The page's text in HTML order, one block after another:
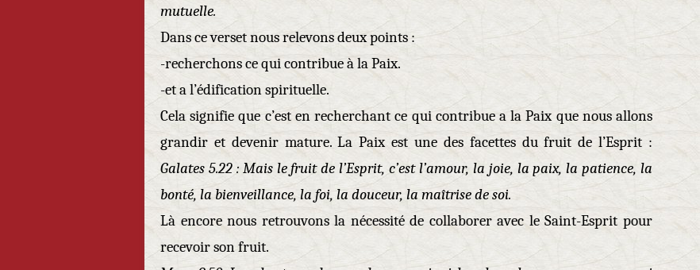
mutuelle.
Dans ce verset nous relevons deux points :
-recherchons ce qui contribue à la Paix.
-et a l’édification spirituelle.
Cela signifie que c’est en recherchant ce qui contribue a la Paix que nous allons
grandir et devenir mature. La Paix est une des facettes du fruit de l’Esprit :
Galates 5.22 : Mais le fruit de l’Esprit, c’est l’amour, la joie, la paix, la patience, la
bonté, la bienveillance, la foi, la douceur, la maîtrise de soi.
Là encore nous retrouvons la nécessité de collaborer avec le Saint-Esprit pour
recevoir son fruit.